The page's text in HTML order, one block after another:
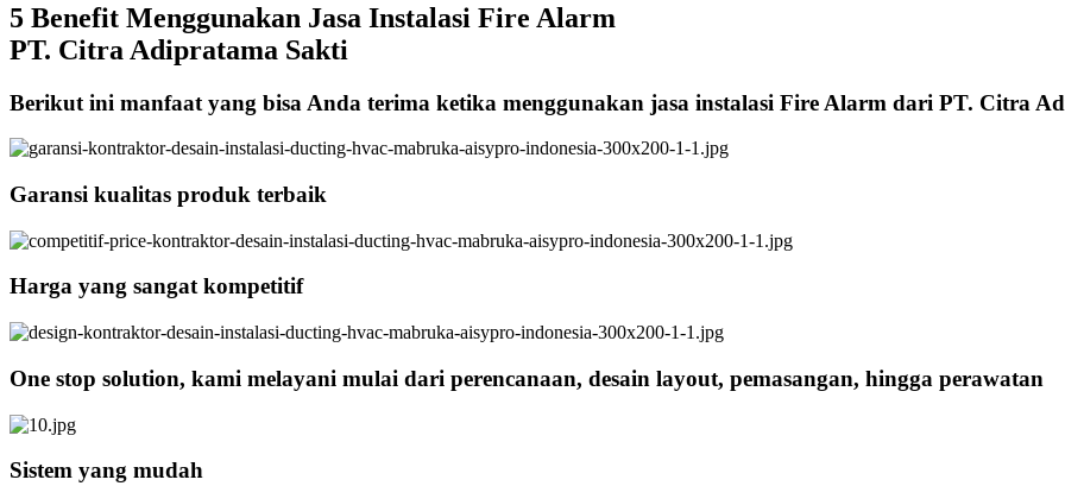
5 Benefit Menggunakan Jasa Instalasi Fire Alarm
PT. Citra Adipratama Sakti
Berikut ini manfaat yang bisa Anda terima ketika menggunakan jasa instalasi Fire Alarm dari PT. Citra
Garansi kualitas produk terbaik
Harga yang sangat kompetitif
One stop solution, kami melayani mulai dari perencanaan, desain layout, pemasangan, hingga perawatan
Sistem yang mudah